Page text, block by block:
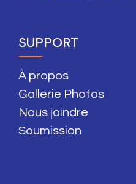
SUPPORT
À propos
Gallerie Photos
Nous joindre
Soumission